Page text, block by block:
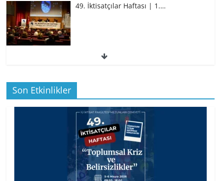
49. İktisatçılar Haftası | 1.…
49. İktisatçılar Haftası | 1.…
BİZ İKTİSATLILAR: İÇİMİZDEN BİRİ PROF.
…
Son Etkinlikler